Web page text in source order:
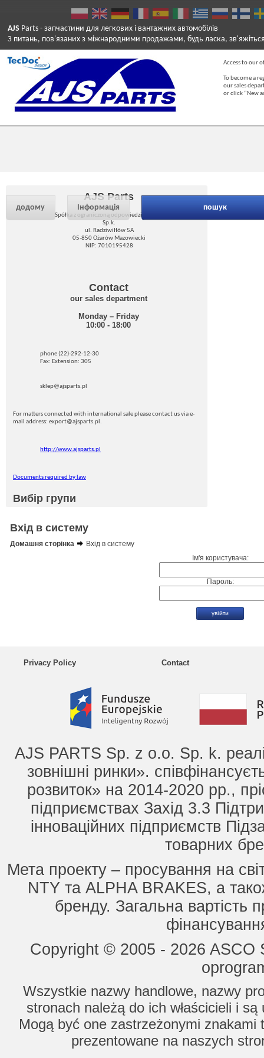
AJS Parts - запчастини для легкових і вантажних автомобілів
З питань, пов'язаних з міжнародними продажами, будь ласка,
Access to our
To become a
our sales
or click “New
додому Інформація пошук
AJS Parts
Spółka z ograniczoną odpowiedzialnością
Sp.k.
ul. Radziwiłłów 5A
05-850 Ożarów Mazowiecki
NIP: 7010195428
Contact
our sales department
Monday – Friday
10:00 - 18:00
phone (22)-292-12-30
Fax: Extension: 305
sklep@ajsparts.pl
For matters connected with international sale please contact us via e-
mail address: export@ajsparts.pl.
http://www.ajsparts.pl
Documents required by law
Вибір групи
Вхід в систему
Домашня сторінка
Вхід в систему
Ім'я користувача:
Пароль:
Privacy Policy Contact
AJS PARTS Sp. z o.o. Sp. k.
зовнішні ринки».
розвиток» на 2014-2020 рр.,
підприємствах Захід 3.3
інноваційних підприємств
товарних
Мета проекту – просування на
NTY та ALPHA BRAKES, а
бренду. Загальна вартість
Copyright © 2005 - 2026
Wszystkie nazwy handlowe, nazwy
stronach należą do ich właścicieli i
Mogą być one zastrzeżonymi znakami
prezentowane na naszych